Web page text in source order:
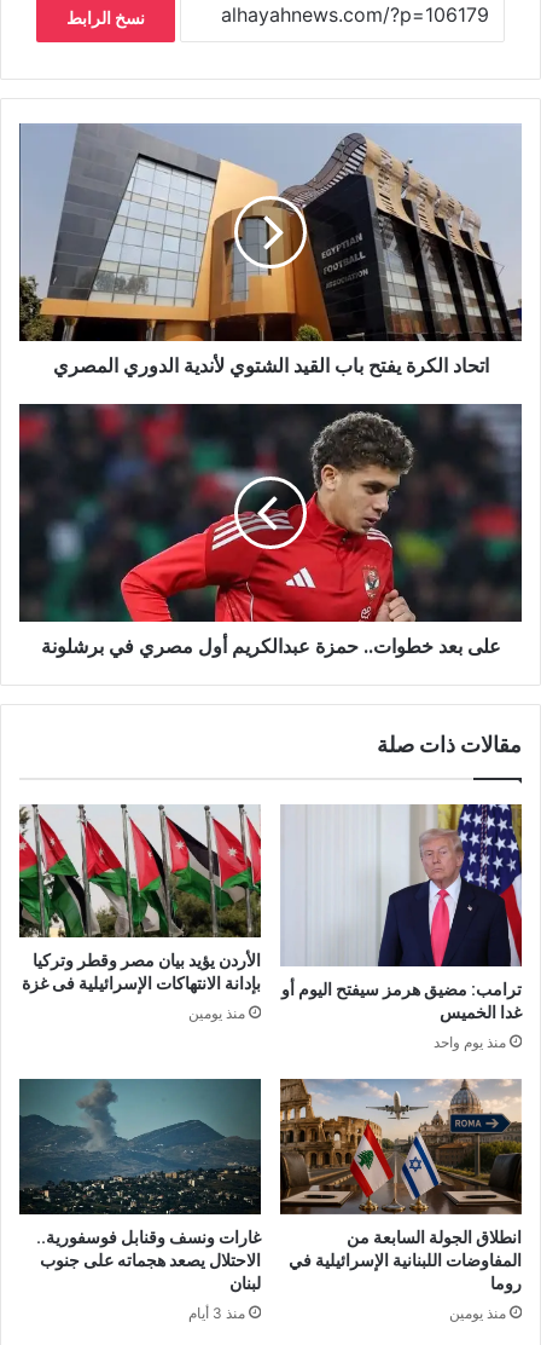
نسخ الرابط
اتحاد الكرة يفتح باب القيد الشتوي لأندية الدوري المصري
على بعد خطوات.. حمزة عبدالكريم أول مصري في برشلونة
مقالات ذات صلة
ترامب: مضيق هرمز سيفتح اليوم أو
غدا الخميس
منذ يوم واحد
الأردن يؤيد بيان مصر وقطر وتركيا
بإدانة الانتهاكات الإسرائيلية فى غزة
منذ يومين
انطلاق الجولة السابعة من
المفاوضات اللبنانية الإسرائيلية في
روما
منذ يومين
غارات ونسف وقنابل فوسفورية..
الاحتلال يصعد هجماته على جنوب
لبنان
منذ 3 أيام